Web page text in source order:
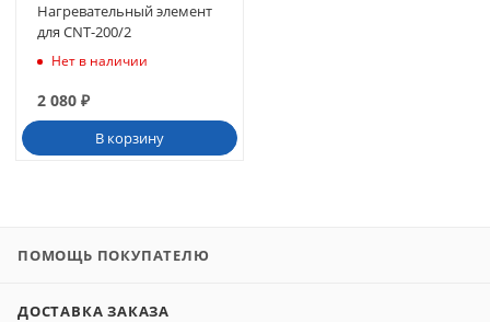
Нагревательный элемент
для CNT-200/2
Нет в наличии
2 080 ₽
В корзину
ПОМОЩЬ ПОКУПАТЕЛЮ
ДОСТАВКА ЗАКАЗА